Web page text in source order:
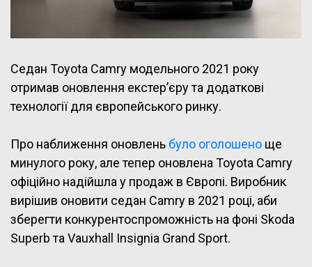
Седан Toyota Camry модельного 2021 року
отримав оновлення екстер’єру та додаткові
технології для європейського ринку.
Про наближення оновлень було оголошено ще
минулого року, але тепер оновлена Toyota Camry
офіційно надійшла у продаж в Європі. Виробник
вирішив оновити седан Camry в 2021 році, аби
зберегти конкурентоспроможність на фоні Skoda
Superb та Vauxhall Insignia Grand Sport.